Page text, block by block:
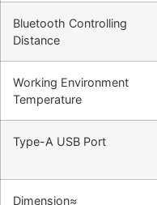
Bluetooth Controlling
Distance
Working Environment
Temperature
Type-A USB Port
Dimension≈